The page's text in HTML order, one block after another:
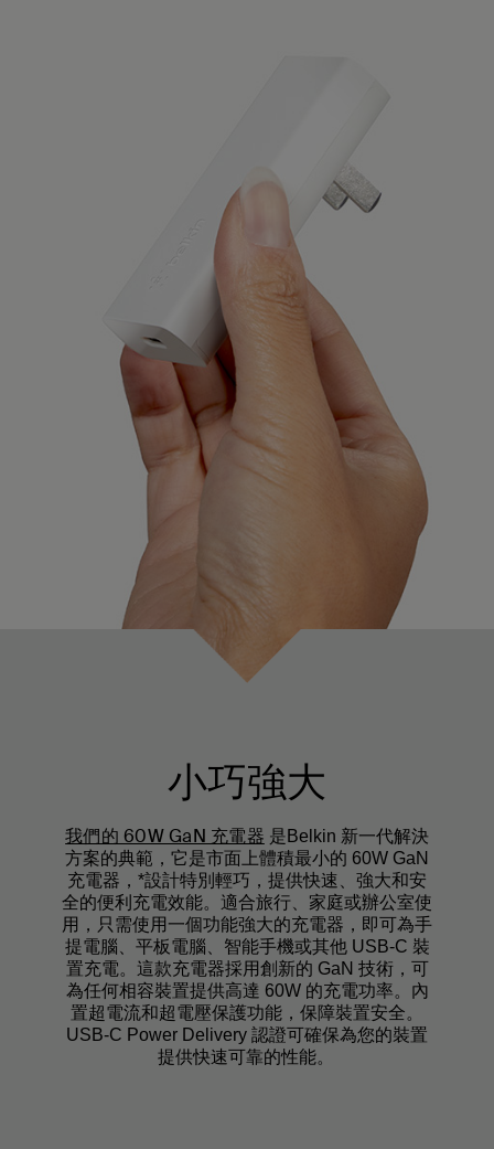
小巧強大
我們的 60W GaN 充電器 是Belkin 新一代解決
方案的典範，它是市面上體積最小的 60W GaN
充電器，*設計特別輕巧，提供快速、強大和安
全的便利充電效能。適合旅行、家庭或辦公室使
用，只需使用一個功能強大的充電器，即可為手
提電腦、平板電腦、智能手機或其他 USB-C 裝
置充電。這款充電器採用創新的 GaN 技術，可
為任何相容裝置提供高達 60W 的充電功率。內
置超電流和超電壓保護功能，保障裝置安全。
USB-C Power Delivery 認證可確保為您的裝置
提供快速可靠的性能。